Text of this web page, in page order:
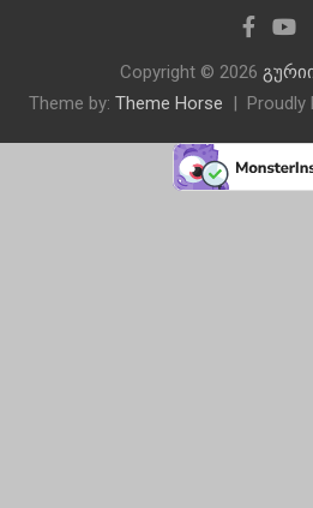
Copyright © 2026
Theme by: Theme Horse Proudly